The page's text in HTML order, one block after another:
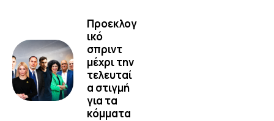
Προεκλογ
ικό
σπριντ
μέχρι την
τελευταί
α στιγμή
για τα
κόμματα